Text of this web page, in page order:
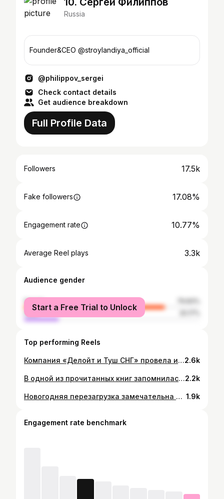
Russia
Founder&CEO @stroylandiya_official
@philippov_sergei
Check contact details
Get audience breakdown
Full Profile Data
Followers 17.5k
Fake followers 17.08%
Engagement rate 10.77%
Average Reel plays 3.3k
Audience gender
female
male
Start a Free Trial to Unlock
Top performing Reels
Компания «Делойт и Туш СНГ» провела исследование «Новый год и Рождество​ — 2021». Эксперты пришли к выводу, что в этом году россияне запланировали потратить на праздники на 28% больше, чем в прошлом. В среднем на празднование Нового года россияне планируют потратить по 25 тыс. руб., тогда как в прошлом году они намеревались выложить 19,3 тыс. руб. А сколько денег решили Вы потратить на Новый год?2.6k
В одной из прочитанных книг запомнилась фраза автора : Если вы попросите у нас скидку в три процента мы перестанем предлагать Вам кофе, в пять процентов - мы перестанем для Вас улыбаться, в семь процентов, мы уменьшим офис и уберем кресла, в десять процентов - мы оставим одного сотрудника, а остальных уволим, и у нас возникнет очередь, в двенадцать процентов - мы закроем офис и начнем работать по интернету. И наконец, если вы хотите скидку в пятнадцать процентов -то делайте сами нашу работу!” Конечно здесь присутствует определенная шутка и аллегория,но многие клиенты в настоящее время считают, что сфера услуг и торговли созданы исключительно для бесплатного обслуживания и облизывания своих клиентов. А в ответ мы зачастую получаем жлобство и хамство, особенно в ситуации ношения масок. Некоторые люди ведут себя просто неадекватно .Но наши сотрудники и их семьи,которых в общем-то больше 3000 человек, тоже хотят кушать и обеспечивать себе достойный образ жизни! Помните об этом! Будем надеяться ,что и к себе и своим обязательствам и профессии они предъяляют аналогичные критерии и требования)))!!!#стройландия2.2k
Новогодняя перезагрузка замечательна в том числе и тем ,что проводишь много времени с близкими тебе людьми, с дочерью @kristinafilippova и на досуге можно обсудить все те темы до которых в рабочей суете не находится времени. Надо чаще это делать, поскольку дети растут очень быстро... 1.9k
Engagement rate benchmark